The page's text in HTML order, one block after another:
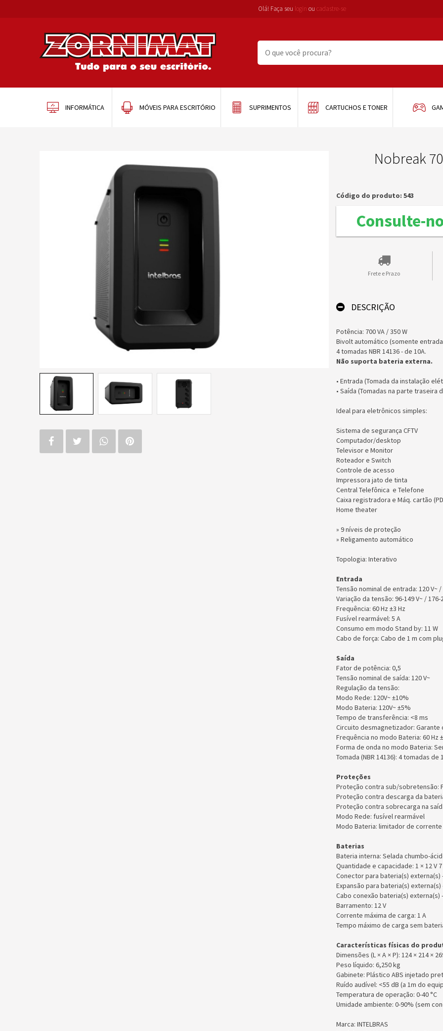
Olá! Faça seu login ou cadastre-se
INFORMÁTICA MÓVEIS PARA ESCRITÓRIO SUPRIMENTOS CARTUCHOS E TONER
Nobreak
Código do produto: 543
Consulte-
Frete e Prazo
DESCRIÇÃO
Potência: 700 VA / 350 W
Bivolt automático (somente
4 tomadas NBR 14136 - de 10A.
Não suporta bateria externa.
• Entrada (Tomada da instalação
• Saída (Tomadas na parte traseira
Ideal para eletrônicos simples:
Sistema de segurança CFTV
Computador/desktop
Televisor e Monitor
Roteador e Switch
Controle de acesso
Impressora jato de tinta
Central Telefônica e Telefone
Caixa registradora e Máq. cartão
Home theater
» 9 níveis de proteção
» Religamento automático
Topologia: Interativo
Entrada
Tensão nominal de entrada: 120 V~
Variação da tensão: 96-149 V~ /
Frequência: 60 Hz ±3 Hz
Fusível rearmável: 5 A
Consumo em modo Stand by: 11 W
Cabo de força: Cabo de 1 m com
Saída
Fator de potência: 0,5
Tensão nominal de saída: 120 V~
Regulação da tensão:
Modo Rede: 120V~ ±10%
Modo Bateria: 120V~ ±5%
Tempo de transferência: <8 ms
Circuito desmagnetizador:
Frequência no modo Bateria: 60 Hz
Forma de onda no modo Bateria:
Tomada (NBR 14136): 4 tomadas de
Proteções
Proteção contra sub/sobretensão:
Proteção contra descarga da
Proteção contra sobrecarga na
Modo Rede: fusível rearmável
Modo Bateria: limitador de
Baterias
Bateria interna: Selada chumbo-
Quantidade e capacidade: 1 × 12 V
Conector para bateria(s)
Expansão para bateria(s)
Cabo conexão bateria(s)
Barramento: 12 V
Corrente máxima de carga: 1 A
Tempo máximo de carga sem
Características físicas do
Dimensões (L × A × P): 124 × 214 ×
Peso líquido: 6,250 kg
Gabinete: Plástico ABS injetado
Ruído audível: <55 dB (a 1m do
Temperatura de operação: 0-40 °C
Umidade ambiente: 0-90% (sem
Marca: INTELBRAS